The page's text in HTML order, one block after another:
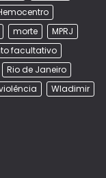
morte
MPRJ
facultativo
Rio de Janeiro
Wladimir